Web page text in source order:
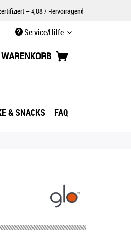
– 4,88 / Hervorragend
Service/Hilfe
WARENKORB
& SNACKS FAQ